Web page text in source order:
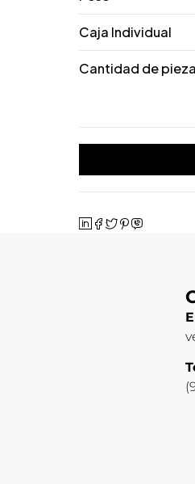
Caja Individual
Cantidad de